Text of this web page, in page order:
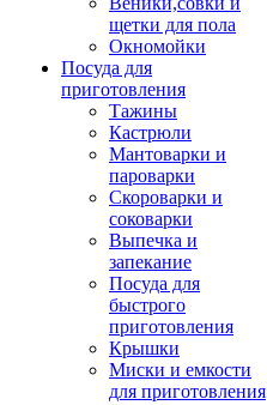
щетки для пола
Окномойки
Посуда для
приготовления
Тажины
Кастрюли
Мантоварки и
пароварки
Скороварки и
соковарки
Выпечка и
запекание
Посуда для
быстрого
приготовления
Крышки
Миски и емкости
для приготовления